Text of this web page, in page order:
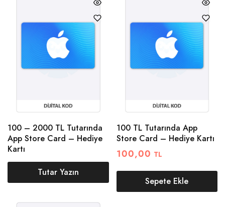
100 – 2000 TL Tutarında
App Store Card – Hediye
Kartı
Tutar Yazın
100 TL Tutarında App
Store Card – Hediye Kartı
100,00 TL
Sepete Ekle